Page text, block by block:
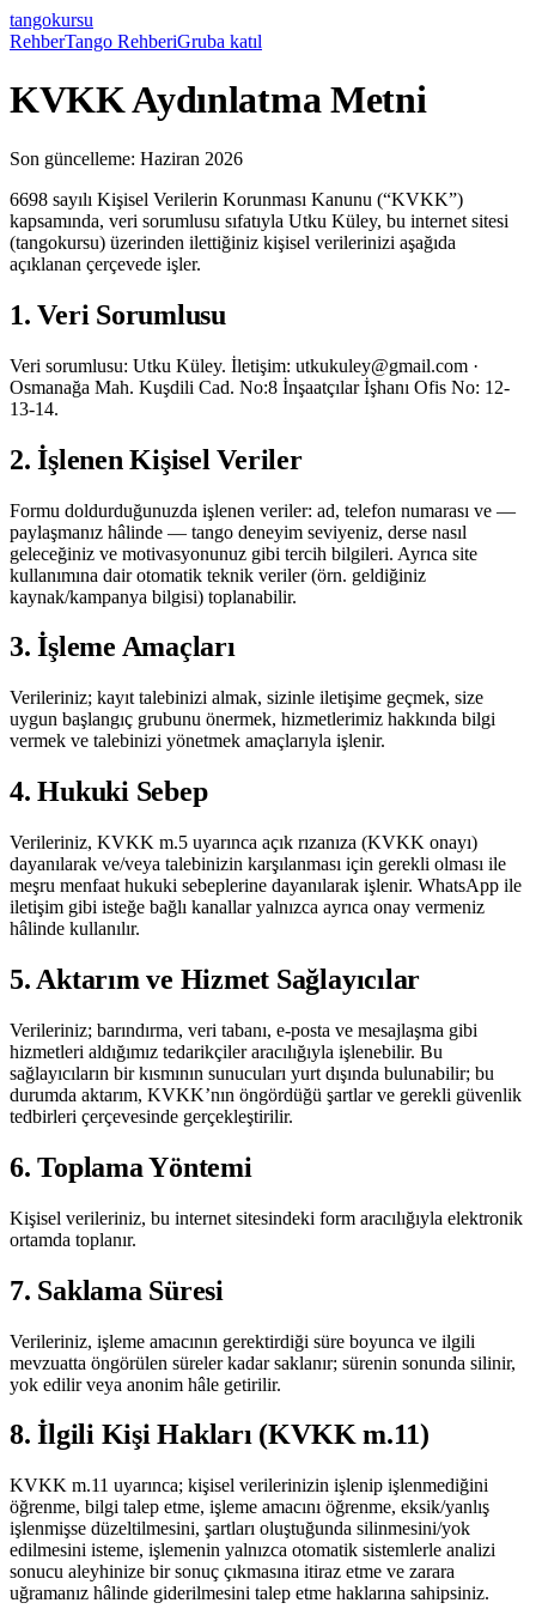
tangokursu
RehberTango RehberiGruba katıl
KVKK Aydınlatma Metni
Son güncelleme: Haziran 2026
6698 sayılı Kişisel Verilerin Korunması Kanunu (“KVKK”)
kapsamında, veri sorumlusu sıfatıyla Utku Küley, bu internet sitesi
(tangokursu) üzerinden ilettiğiniz kişisel verilerinizi aşağıda
açıklanan çerçevede işler.
1. Veri Sorumlusu
Veri sorumlusu: Utku Küley. İletişim: utkukuley@gmail.com ·
Osmanağa Mah. Kuşdili Cad. No:8 İnşaatçılar İşhanı Ofis No: 12-
13-14.
2. İşlenen Kişisel Veriler
Formu doldurduğunuzda işlenen veriler: ad, telefon numarası ve —
paylaşmanız hâlinde — tango deneyim seviyeniz, derse nasıl
geleceğiniz ve motivasyonunuz gibi tercih bilgileri. Ayrıca site
kullanımına dair otomatik teknik veriler (örn. geldiğiniz
kaynak/kampanya bilgisi) toplanabilir.
3. İşleme Amaçları
Verileriniz; kayıt talebinizi almak, sizinle iletişime geçmek, size
uygun başlangıç grubunu önermek, hizmetlerimiz hakkında bilgi
vermek ve talebinizi yönetmek amaçlarıyla işlenir.
4. Hukuki Sebep
Verileriniz, KVKK m.5 uyarınca açık rızanıza (KVKK onayı)
dayanılarak ve/veya talebinizin karşılanması için gerekli olması ile
meşru menfaat hukuki sebeplerine dayanılarak işlenir. WhatsApp ile
iletişim gibi isteğe bağlı kanallar yalnızca ayrıca onay vermeniz
hâlinde kullanılır.
5. Aktarım ve Hizmet Sağlayıcılar
Verileriniz; barındırma, veri tabanı, e-posta ve mesajlaşma gibi
hizmetleri aldığımız tedarikçiler aracılığıyla işlenebilir. Bu
sağlayıcıların bir kısmının sunucuları yurt dışında bulunabilir; bu
durumda aktarım, KVKK’nın öngördüğü şartlar ve gerekli güvenlik
tedbirleri çerçevesinde gerçekleştirilir.
6. Toplama Yöntemi
Kişisel verileriniz, bu internet sitesindeki form aracılığıyla elektronik
ortamda toplanır.
7. Saklama Süresi
Verileriniz, işleme amacının gerektirdiği süre boyunca ve ilgili
mevzuatta öngörülen süreler kadar saklanır; sürenin sonunda silinir,
yok edilir veya anonim hâle getirilir.
8. İlgili Kişi Hakları (KVKK m.11)
KVKK m.11 uyarınca; kişisel verilerinizin işlenip işlenmediğini
öğrenme, bilgi talep etme, işleme amacını öğrenme, eksik/yanlış
işlenmişse düzeltilmesini, şartları oluştuğunda silinmesini/yok
edilmesini isteme, işlemenin yalnızca otomatik sistemlerle analizi
sonucu aleyhinize bir sonuç çıkmasına itiraz etme ve zarara
uğramanız hâlinde giderilmesini talep etme haklarına sahipsiniz.